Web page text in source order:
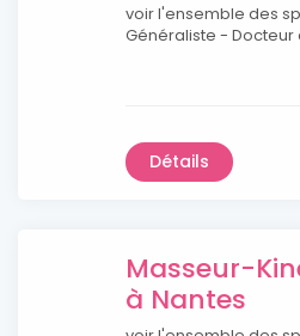
voir l'ensemble des
Généraliste - Docteur
Détails
Masseur-
à Nantes